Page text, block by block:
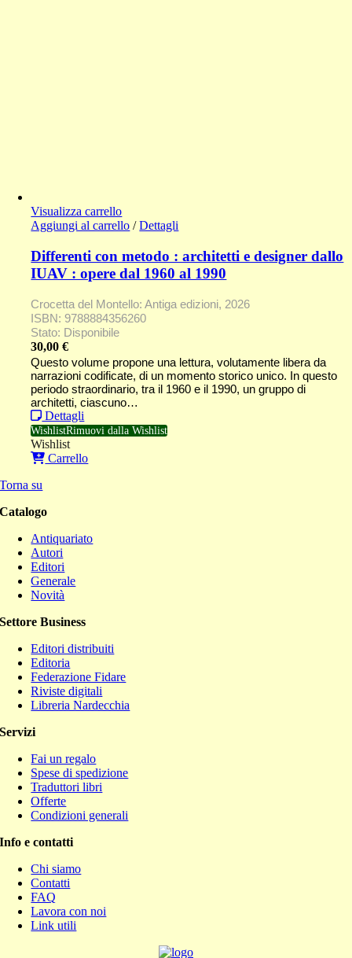
Visualizza carrello
Aggiungi al carrello / Dettagli
Differenti con metodo : architetti e designer dallo
IUAV : opere dal 1960 al 1990
Crocetta del Montello: Antiga edizioni, 2026
ISBN: 9788884356260
Stato: Disponibile
30,00€
Questo volume propone una lettura, volutamente libera da
narrazioni codificate, di un momento storico unico. In questo
periodo straordinario, tra il 1960 e il 1990, un gruppo di
architetti, ciascuno…
Dettagli
WishlistRimuovi dalla Wishlist
Wishlist
Carrello
Torna su
Catalogo
Antiquariato
Autori
Editori
Generale
Novità
Settore Business
Editori distribuiti
Editoria
Federazione Fidare
Riviste digitali
Libreria Nardecchia
Servizi
Fai un regalo
Spese di spedizione
Traduttori libri
Offerte
Condizioni generali
Info e contatti
Chi siamo
Contatti
FAQ
Lavora con noi
Link utili